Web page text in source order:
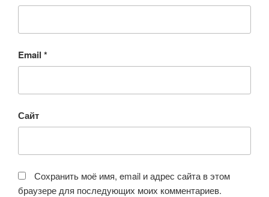
Email *
Сайт
Сохранить моё имя, email и адрес сайта в этом
браузере для последующих моих комментариев.